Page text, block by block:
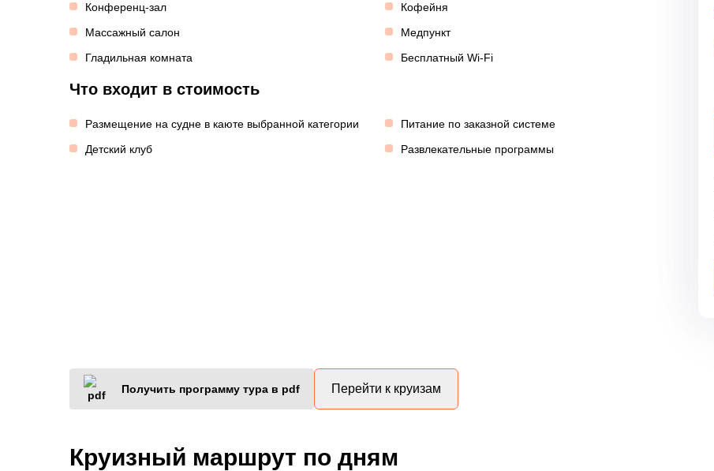
Конференц-зал
Кофейня
Массажный салон
Медпункт
Гладильная комната
Бесплатный Wi-Fi
Что входит в стоимость
Размещение на судне в каюте выбранной категории
Питание по заказной системе
Детский клуб
Развлекательные программы
Получить программу тура в pdf Перейти к круизам
Круизный маршрут по дням